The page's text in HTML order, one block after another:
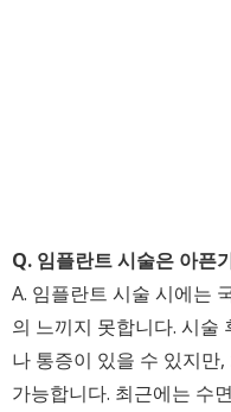
Q. 임플란트 시술은 아픈
A. 임플란트 시술 시에는
의 느끼지 못합니다. 시술
나 통증이 있을 수 있지만
가능합니다. 최근에는 수